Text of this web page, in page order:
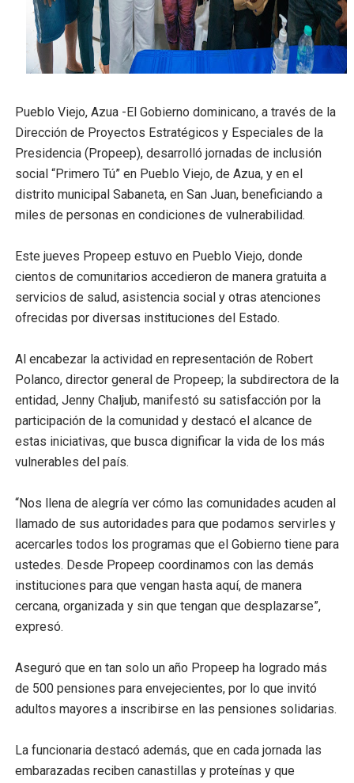
Digecac realizará Primer Festival de Plantas 2026
Josefa Castillo: Liderazgo y Transformación Social al
Operativo Interinstitucional “Compromiso Ambiental
Trabajadores de la prensa y Obispado de la
Pueblo Viejo, Azua -El Gobierno dominicano, a través de la
Dirección de Proyectos Estratégicos y Especiales de la
Presidencia (Propeep), desarrolló jornadas de inclusión
social “Primero Tú” en Pueblo Viejo, de Azua, y en el
distrito municipal Sabaneta, en San Juan, beneficiando a
miles de personas en condiciones de vulnerabilidad.
Este jueves Propeep estuvo en Pueblo Viejo, donde
cientos de comunitarios accedieron de manera gratuita a
servicios de salud, asistencia social y otras atenciones
ofrecidas por diversas instituciones del Estado.
Al encabezar la actividad en representación de Robert
Polanco, director general de Propeep; la subdirectora de la
entidad, Jenny Chaljub, manifestó su satisfacción por la
participación de la comunidad y destacó el alcance de
estas iniciativas, que busca dignificar la vida de los más
vulnerables del país.
“Nos llena de alegría ver cómo las comunidades acuden al
llamado de sus autoridades para que podamos servirles y
acercarles todos los programas que el Gobierno tiene para
ustedes. Desde Propeep coordinamos con las demás
instituciones para que vengan hasta aquí, de manera
cercana, organizada y sin que tengan que desplazarse”,
expresó.
Aseguró que en tan solo un año Propeep ha logrado más
de 500 pensiones para envejecientes, por lo que invitó
adultos mayores a inscribirse en las pensiones solidarias.
La funcionaria destacó además, que en cada jornada las
embarazadas reciben canastillas y proteínas y que